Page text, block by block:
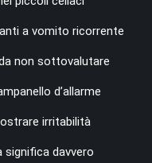
a vomito ricorrente
non sottovalutare
d’allarme
irritabilità
significa davvero